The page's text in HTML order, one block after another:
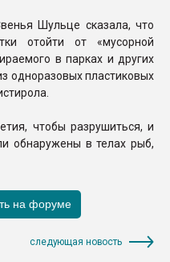
Шульце сказала, что
отойти от «мусорной
в парках и других
одноразовых пластиковых
чтобы разрушиться, и
обнаружены в телах рыб,
следующая новость